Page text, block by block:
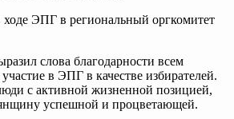
ЭПГ в региональный оргкомитет
слова благодарности всем
в ЭПГ в качестве избирателей.
с активной жизненной позицией,
успешной и процветающей.